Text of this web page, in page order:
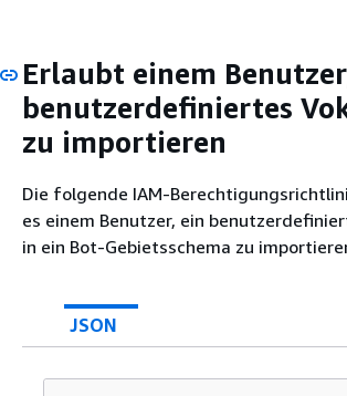
Erlaubt einem
benutzerdefiniertes
zu importieren
Die folgende IAM-
es einem Benutzer, ein
in ein Bot-Gebietsschema zu
JSON